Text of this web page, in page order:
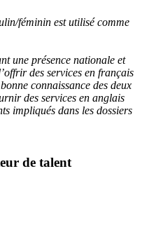
féminin est utilisé comme
une présence nationale et
des services en français
connaissance des deux
des services en anglais
impliqués dans les dossiers
de talent